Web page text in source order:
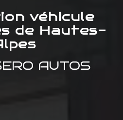
véhicule
de Hautes-
AUTOS